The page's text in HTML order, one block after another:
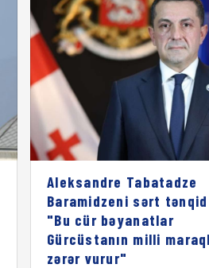
Aleksandre Tabatadze
Baramidzeni sərt
"Bu cür bəyanatlar
Gürcüstanın milli
zərər vurur"